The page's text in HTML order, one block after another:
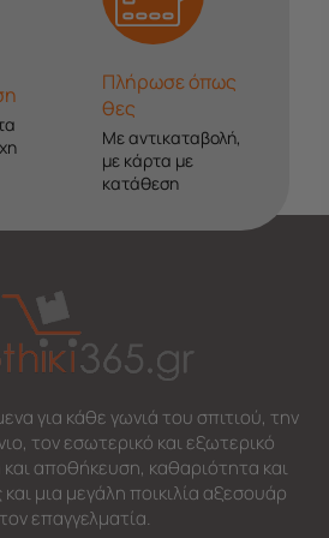
Πλήρωσε όπως
θες
Με αντικαταβολή,
με κάρτα με
κατάθεση
για κάθε γωνιά του σπιτιού, την
τον εσωτερικό και εξωτερικό
αποθήκευση, καθαριότητα και
μια μεγάλη ποικιλία αξεσουάρ
επαγγελματία.